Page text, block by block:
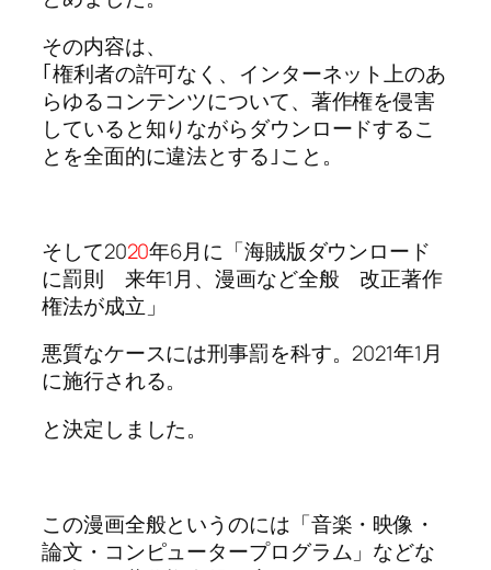
その内容は、
｢権利者の許可なく、インターネット上のあ
らゆるコンテンツについて、著作権を侵害
していると知りながらダウンロードするこ
とを全面的に違法とする｣こと。
そして2020年6月に「海賊版ダウンロード
に罰則 来年1月、漫画など全般 改正著作
権法が成立」
悪質なケースには刑事罰を科す。2021年1月
に施行される。
と決定しました。
この漫画全般というのには「音楽・映像・
論文・コンピュータープログラム」などな